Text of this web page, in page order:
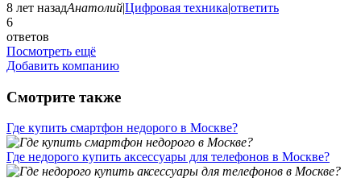
8 лет назадАнатолий|Цифровая техника|ответить
6
ответов
Посмотреть ещё
Добавить компанию
Смотрите также
Где купить смартфон недорого в Москве?
Где недорого купить аксессуары для телефонов в Москве?